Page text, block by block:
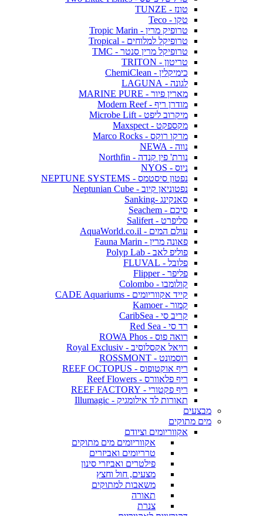
טונז - TUNZE
טקו - Teco
טרופיק מרין - Tropic Marin
טרופיקל למלוחים - Tropical
טרופיקל מרין סנטר - TMC
טריטון - TRITON
כימיקלין - ChemiClean
לגונה - LAGUNA
מארין פיור - MARINE PURE
מודרן ריף - Modern Reef
מיקרוב ליפט - Microbe Lift
מקספקט - Maxspect
מרקו רוקס - Marco Rocks
נווה - NEWA
נורת' פין קנדה - Northfin
ניוס - NYOS
נפטון סיסטמס - NEPTUNE SYSTEMS
נפטוניאן קיוב - Neptunian Cube
סאנקינג -Sanking
סיכם - Seachem
סליפרט - Salifert
עולם המים - AquaWorld.co.il
פאונה מרין - Fauna Marin
פוליפ לאב - Polyp Lab
פלובל - FLUVAL
פליפר - Flipper
קולומבו - Colombo
קייד אקווריומים - CADE Aquariums
קמור - Kamoer
קריב סי - CaribSea
רד סי - Red Sea
רואה פוס - ROWA Phos
רויאל אקסלוסיב - Royal Exclusiv
רוסמונט - ROSSMONT
ריף אוקטופוס - REEF OCTOPUS
ריף פלאוורס - Reef Flowers
ריף פקטורי - REEF FACTORY
תאורות לד אילומגיק - Illumagic
מבצעים
מים מתוקים
אקווריומים וציודם
אקווריומים מים מתוקים
טרריומים ואביזרים
פילטרים ואביזרי סינון
מצעים, חול וחצץ
משאבות למתוקים
תאורה
צנרת